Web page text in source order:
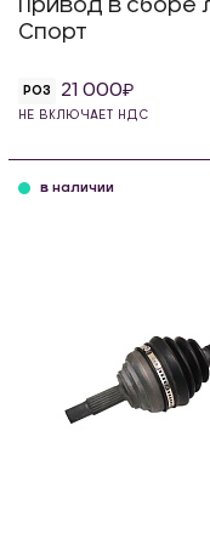
Привод в сборе
Спорт
РОЗ 21 000
НЕ ВКЛЮЧАЕТ НДС
в наличии